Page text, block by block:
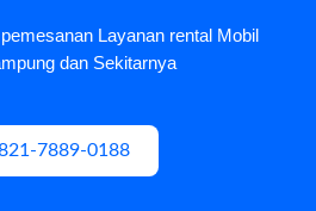
Layanan rental Mobil
dan Sekitarnya
7889-0188